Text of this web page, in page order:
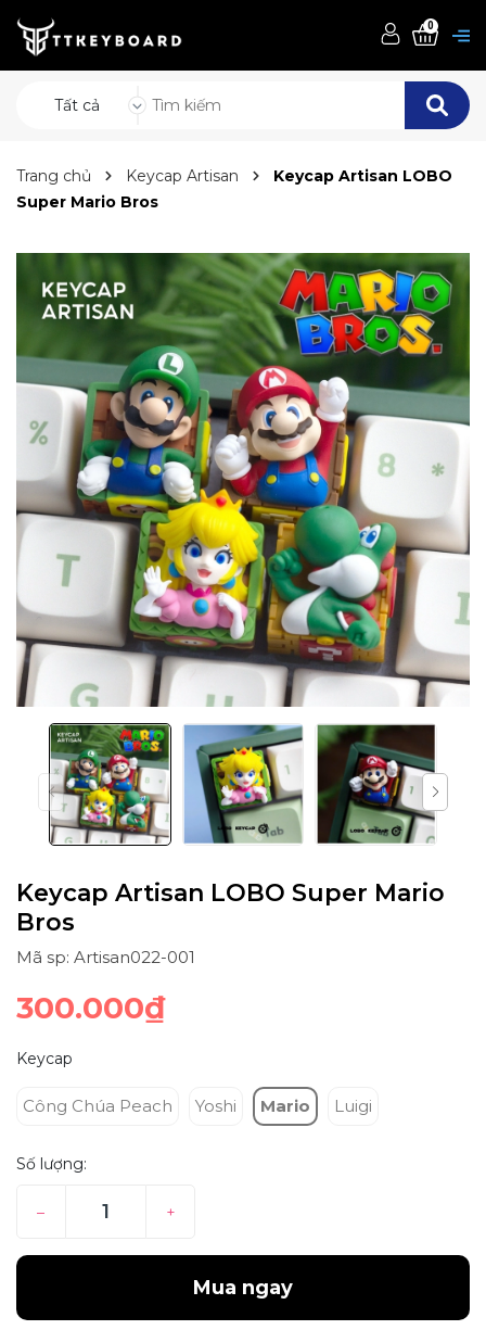
Tất cả
0
Trang chủ Keycap Artisan
Keycap Artisan LOBO
Super Mario Bros
Keycap Artisan LOBO Super Mario
Bros
Mã sp: Artisan022-001
300.000₫
Keycap
Công Chúa Peach Yoshi Mario Luigi
Số lượng:
– +
Mua ngay